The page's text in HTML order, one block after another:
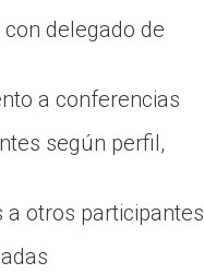
delegado de
a conferencias
según perfil,
a otros participantes